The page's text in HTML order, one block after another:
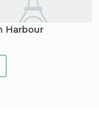
Harbour